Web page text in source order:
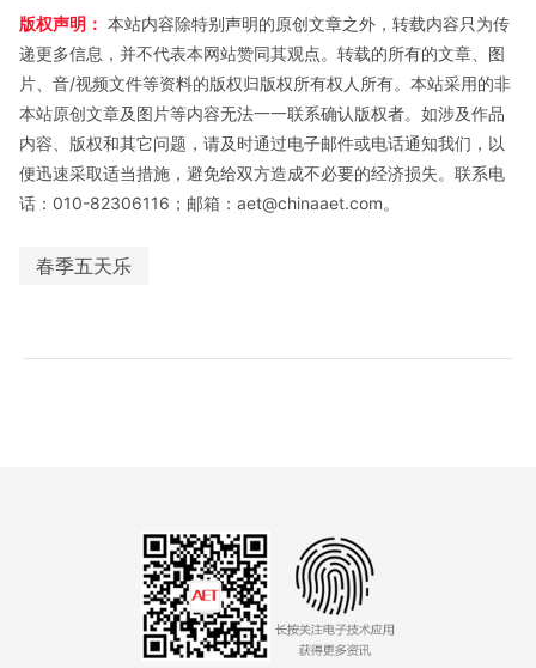
版权声明： 本站内容除特别声明的原创文章之外，转载内容只为传
递更多信息，并不代表本网站赞同其观点。转载的所有的文章、图
片、音/视频文件等资料的版权归版权所有权人所有。本站采用的非
本站原创文章及图片等内容无法一一联系确认版权者。如涉及作品
内容、版权和其它问题，请及时通过电子邮件或电话通知我们，以
便迅速采取适当措施，避免给双方造成不必要的经济损失。联系电
话：010-82306116；邮箱：aet@chinaaet.com。
春季五天乐